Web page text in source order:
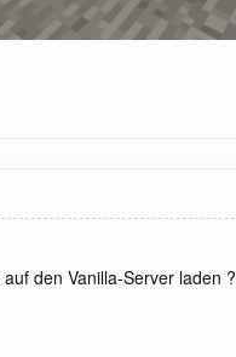
den Vanilla-Server laden ?